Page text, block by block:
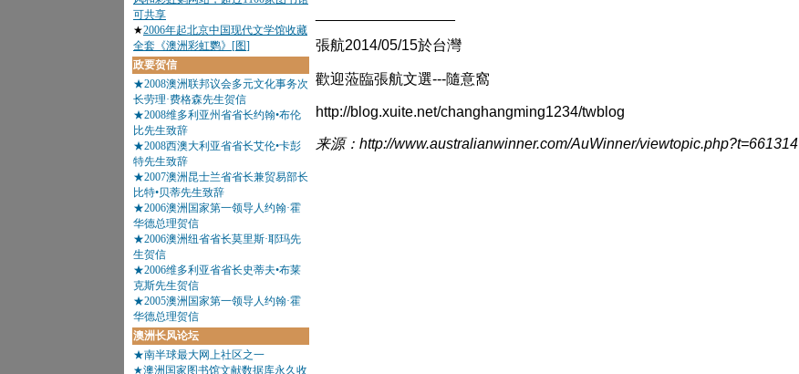
張航2014/05/15於台灣
歡迎蒞臨張航文選---隨意窩
http://blog.xuite.net/changhangming1234/twblog
来源：http://www.australianwinner.com/AuWinner/viewtopic.php?t=661314